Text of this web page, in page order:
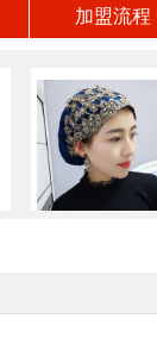
加盟流程